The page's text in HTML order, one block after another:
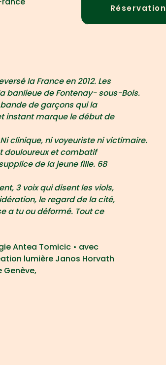
la France en 2012. Les
banlieue de Fontenay- sous-Bois.
de garçons qui la
instant marque le début de
clinique, ni voyeuriste ni victimaire.
douloureux et combatif
de la jeune fille. 68
3 voix qui disent les viols,
le regard de la cité,
a tu ou déformé. Tout ce
Antea Tomicic • avec
lumière Janos Horvath
Genève,
Réservation